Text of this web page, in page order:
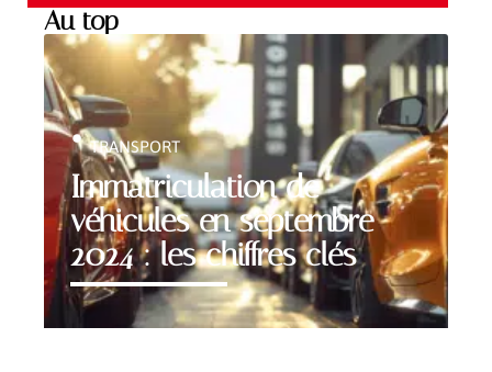
Au top
Immatriculation de
véhicules en septembre
2024 : les chiffres clés
TRANSPORT